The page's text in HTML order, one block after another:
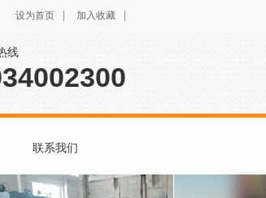
设为首页 加入收藏
线
联系我们